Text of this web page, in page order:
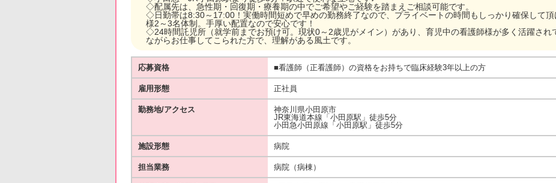
◇配属先は、急性期・回復期・療養期の中でご希望やご経験を踏まえご相談可能です。
◇日勤帯は8:30～17:00！実働時間短めで早めの勤務終了なので、プライベートの時間もしっかり確保して
様2～3名体制。手厚い配置なので安心です！
◇24時間託児所（就学前までお預け可。現状0～2歳児がメイン）があり、育児中の看護師様が多く活躍され
ながらお仕事してこられた方で、理解がある風土です。
応募資格 ■看護師（正看護師）の資格をお持ちで臨床経験3年以上の方
雇用形態 正社員
勤務地/アクセス
神奈川県小田原市
JR東海道本線「小田原駅」徒歩5分
小田急小田原線「小田原駅」徒歩5分
施設形態 病院
担当業務 病院（病棟）